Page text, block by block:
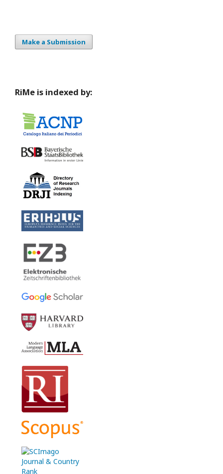
Make a Submission
RiMe is indexed by: